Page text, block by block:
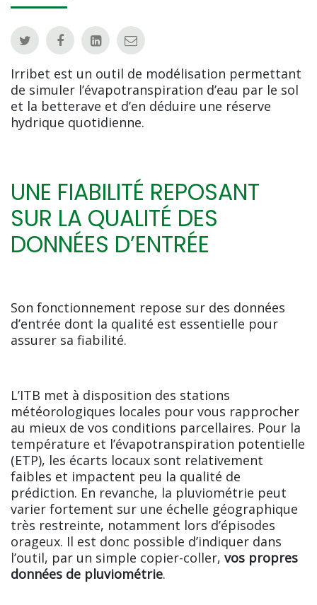
Irribet est un outil de modélisation permettant
de simuler l’évapotranspiration d’eau par le sol
et la betterave et d’en déduire une réserve
hydrique quotidienne.
UNE FIABILITÉ REPOSANT
SUR LA QUALITÉ DES
DONNÉES D’ENTRÉE
Son fonctionnement repose sur des données
d’entrée dont la qualité est essentielle pour
assurer sa fiabilité.
L’ITB met à disposition des stations
météorologiques locales pour vous rapprocher
au mieux de vos conditions parcellaires. Pour la
température et l’évapotranspiration potentielle
(ETP), les écarts locaux sont relativement
faibles et impactent peu la qualité de
prédiction. En revanche, la pluviométrie peut
varier fortement sur une échelle géographique
très restreinte, notamment lors d’épisodes
orageux. Il est donc possible d’indiquer dans
l’outil, par un simple copier-coller, vos propres
données de pluviométrie.